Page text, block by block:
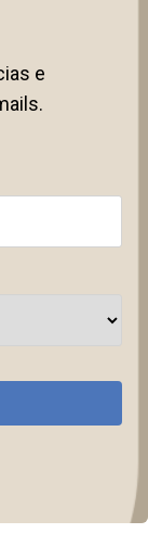
e